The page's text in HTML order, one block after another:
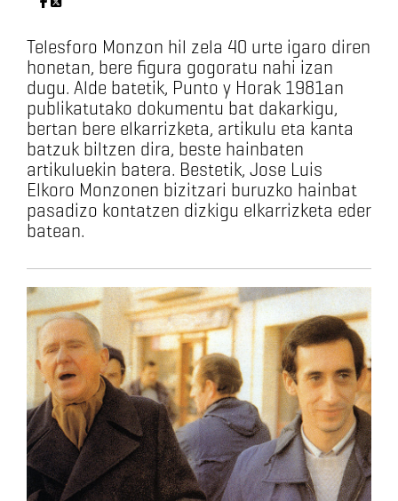
Telesforo Monzon hil zela 40 urte igaro diren
honetan, bere figura gogoratu nahi izan
dugu. Alde batetik, Punto y Horak 1981an
publikatutako dokumentu bat dakarkigu,
bertan bere elkarrizketa, artikulu eta kanta
batzuk biltzen dira, beste hainbaten
artikuluekin batera. Bestetik, Jose Luis
Elkoro Monzonen bizitzari buruzko hainbat
pasadizo kontatzen dizkigu elkarrizketa eder
batean.